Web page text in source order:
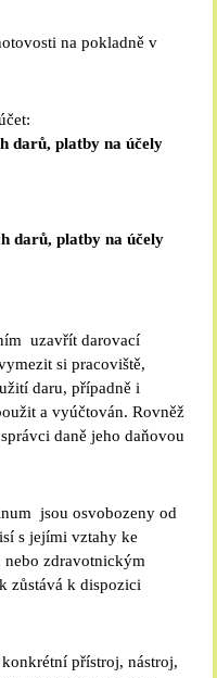
na pokladně v
darů, platby na účely
platby na účely
uzavřít darovací
si pracoviště,
daru, případně i
a vyúčtován. Rovněž
daně jeho daňovou
jsou osvobozeny od
s jejími vztahy ke
nebo zdravotnickým
zůstává k dispozici
přístroj, nástroj,